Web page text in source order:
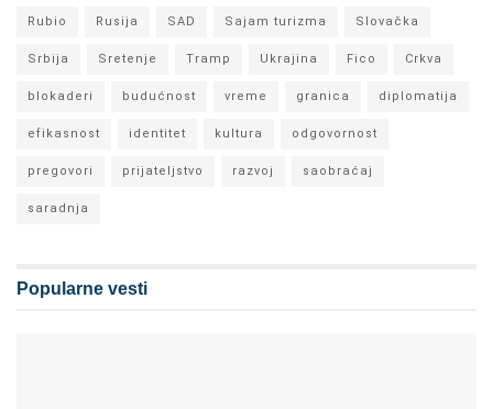
Rubio Rusija SAD Sajam turizma Slovačka
Srbija Sretenje Tramp Ukrajina Fico Crkva
blokaderi budućnost vreme granica diplomatija
efikasnost identitet kultura odgovornost
pregovori prijateljstvo razvoj saobraćaj
saradnja
Popularne vesti